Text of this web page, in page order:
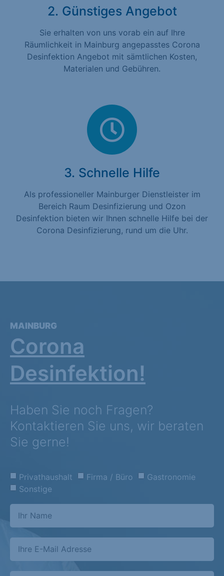
2. Günstiges Angebot
Sie erhalten von uns vorab ein auf Ihre
Räumlichkeit in Mainburg angepasstes Corona
Desinfektion Angebot mit sämtlichen Kosten,
Materialen und Gebühren.
3. Schnelle Hilfe
Als professioneller Mainburger Dienstleister im
Bereich Raum Desinfizierung und Ozon
Desinfektion bieten wir Ihnen schnelle Hilfe bei der
Corona Desinfizierung, rund um die Uhr.
MAINBURG
Corona
Desinfektion!
Haben Sie noch Fragen?
Kontaktieren Sie uns, wir beraten
Sie gerne!
Privathaushalt Firma / Büro
Gastronomie
Sonstige